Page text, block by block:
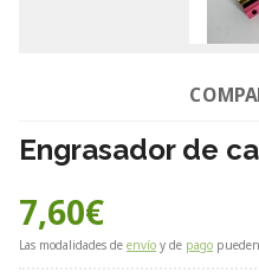
Engrasador de
7,60€
Las modalidades de envío y de pago